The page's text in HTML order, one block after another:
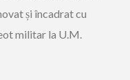
și încadrat cu
militar la U.M.